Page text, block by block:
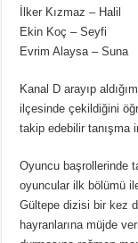
İlker Kızmaz – Halil
Ekin Koç – Seyfi
Evrim Alaysa – Suna
Kanal D arayıp
ilçesinde çekildiğini
takip edebilir tanışma
Oyuncu başrollerinde
oyuncular ilk bölümü
Gültepe dizisi bir kez
hayranlarına müjde